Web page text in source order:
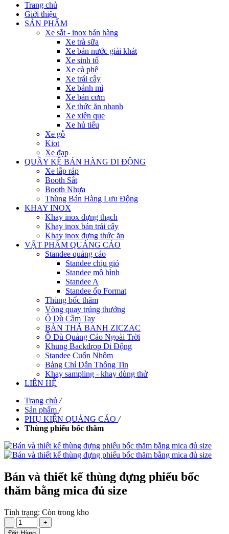
Trang chủ
Giới thiệu
SẢN PHẨM
Xe sắt - inox bán hàng
Xe trà sữa
Xe bán nước giải khát
Xe sinh tố
Xe cà phê
Xe trái cây
Xe bánh mì
Xe bán cơm
Xe thức ăn nhanh
Xe xiên que
Xe hủ tiếu
Xe gỗ
Kiot
Xe đạp
QUẦY KỆ BÁN HÀNG DI ĐỘNG
Xe lắp ráp
Booth Sắt
Booth Nhựa
Thùng Bán Hàng Lưu Động
KHAY INOX
Khay inox đựng thạch
Khay inox bán trái cây
Khay inox đựng thức ăn
VẬT PHẨM QUẢNG CÁO
Standee quảng cáo
Standee chịu gió
Standee mô hình
Standee A
Standee ốp Format
Thùng bốc thăm
Vòng quay trúng thưởng
Ô Dù Cầm Tay
BÀN THẢ BANH ZICZAC
Ô Dù Quảng Cáo Ngoài Trời
Khung Backdrop Di Động
Standee Cuốn Nhôm
Bảng Chỉ Dẫn Thông Tin
Khay sampling - khay dùng thử
LIÊN HỆ
Trang chủ /
Sản phẩm /
PHỤ KIỆN QUẢNG CÁO /
Thùng phiếu bốc thăm
Bán và thiết kế thùng đựng phiếu bốc
thăm bằng mica đủ size
Tình trạng: Còn trong kho
-
+